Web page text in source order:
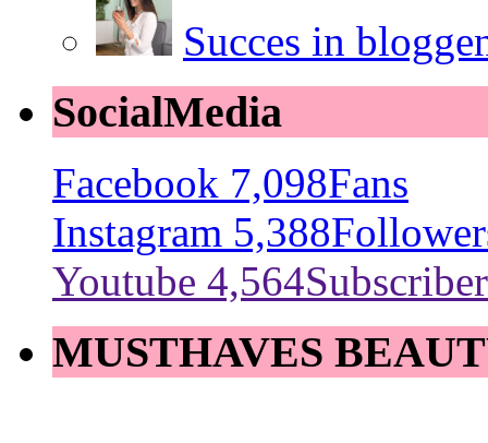
Succes in
SocialMedia
Facebook 7,098Fans
Instagram 5,388
Youtube 4,564Subscriber
MUSTHAVES